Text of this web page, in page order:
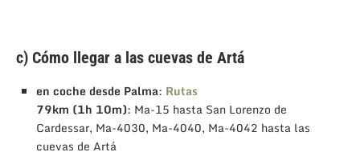
c) Cómo llegar a las cuevas de Artá
en coche desde Palma: Rutas
79km (1h 10m): Ma-15 hasta San Lorenzo de
Cardessar, Ma-4030, Ma-4040, Ma-4042 hasta las
cuevas de Artá